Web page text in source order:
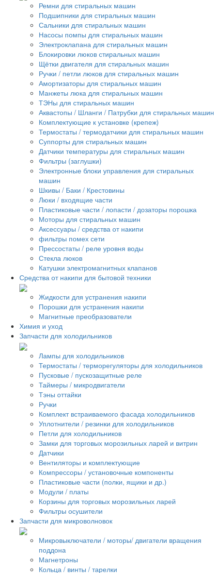
Ремни для стиральных машин
Подшипники для стиральных машин
Сальники для стиральных машин
Насосы помпы для стиральных машин
Электроклапана для стиральных машин
Блокировки люков стиральных машин
Щётки двигателя для стиральных машин
Ручки / петли люков для стиральных машин
Амортизаторы для стиральных машин
Манжеты люка для стиральных машин
ТЭНы для стиральных машин
Аквастопы / Шланги / Патрубки для стиральных машин
Комплектующие к установке (крепеж)
Термостаты / термодатчики для стиральных машин
Суппорты для стиральных машин
Датчики температуры для стиральных машин
Фильтры (заглушки)
Электронные блоки управления для стиральных
машин
Шкивы / Баки / Крестовины
Люки / входящие части
Пластиковые части / лопасти / дозаторы порошка
Моторы для стиральных машин
Аксессуары / средства от накипи
фильтры помех сети
Прессостаты / реле уровня воды
Стекла люков
Катушки электромагнитных клапанов
Средства от накипи для бытовой техники
Жидкости для устранения накипи
Порошки для устранения накипи
Магнитные преобразователи
Химия и уход
Запчасти для холодильников
Лампы для холодильников
Термостаты / терморегуляторы для холодильников
Пусковые / пускозащитные реле
Таймеры / микродвигатели
Тэны оттайки
Ручки
Комплект встраиваемого фасада холодильников
Уплотнители / резинки для холодильников
Петли для холодильников
Замки для торговых морозильных ларей и витрин
Датчики
Вентиляторы и комплектующие
Компрессоры / установочные компоненты
Пластиковые части (полки, ящики и др.)
Модули / платы
Корзины для торговых морозильных ларей
Фильтры осушители
Запчасти для микроволновок
Микровыключатели / моторы/ двигатели вращения
поддона
Магнетроны
Кольца / винты / тарелки